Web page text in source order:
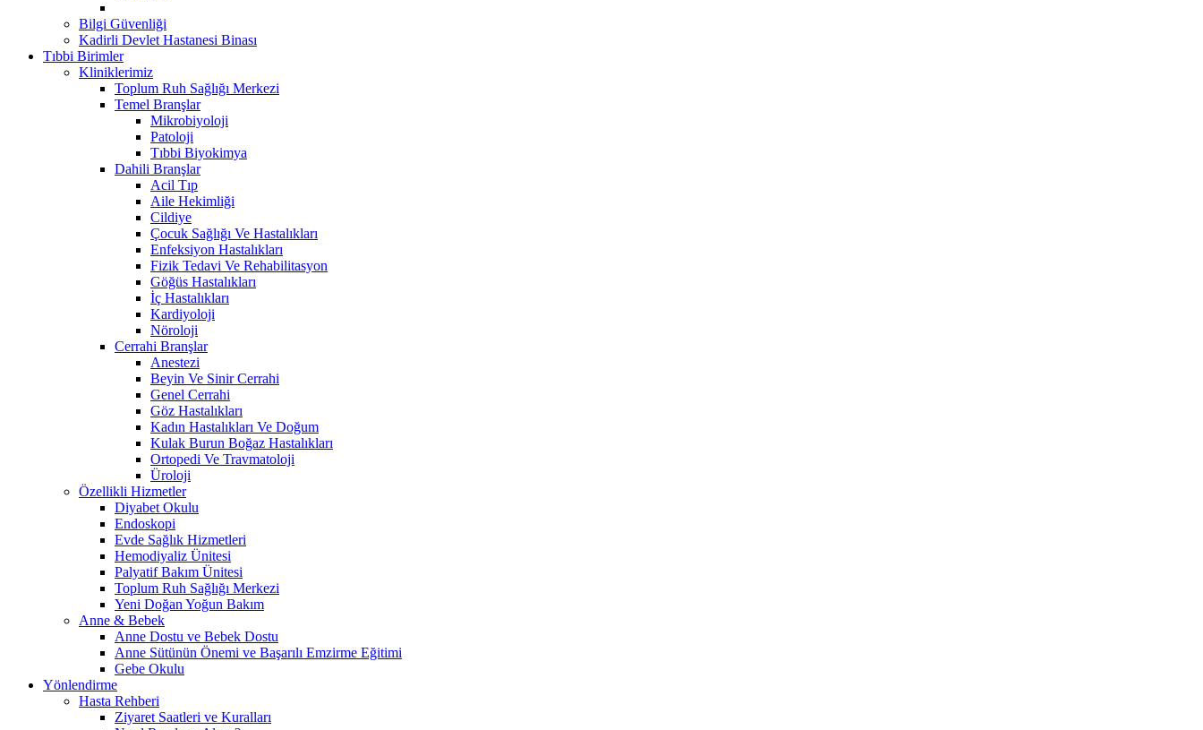
Bilgi Güvenliği
Kadirli Devlet Hastanesi Binası
Tıbbi Birimler
Kliniklerimiz
Toplum Ruh Sağlığı Merkezi
Temel Branşlar
Mikrobiyoloji
Patoloji
Tıbbi Biyokimya
Dahili Branşlar
Acil Tıp
Aile Hekimliği
Cildiye
Çocuk Sağlığı Ve Hastalıkları
Enfeksiyon Hastalıkları
Fizik Tedavi Ve Rehabilitasyon
Göğüs Hastalıkları
İç Hastalıkları
Kardiyoloji
Nöroloji
Cerrahi Branşlar
Anestezi
Beyin Ve Sinir Cerrahi
Genel Cerrahi
Göz Hastalıkları
Kadın Hastalıkları Ve Doğum
Kulak Burun Boğaz Hastalıkları
Ortopedi Ve Travmatoloji
Üroloji
Özellikli Hizmetler
Diyabet Okulu
Endoskopi
Evde Sağlık Hizmetleri
Hemodiyaliz Ünitesi
Palyatif Bakım Ünitesi
Toplum Ruh Sağlığı Merkezi
Yeni Doğan Yoğun Bakım
Anne & Bebek
Anne Dostu ve Bebek Dostu
Anne Sütünün Önemi ve Başarılı Emzirme Eğitimi
Gebe Okulu
Yönlendirme
Hasta Rehberi
Ziyaret Saatleri ve Kuralları